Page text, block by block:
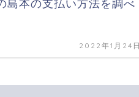
島本の支払い方法を調べ
2022年1月24